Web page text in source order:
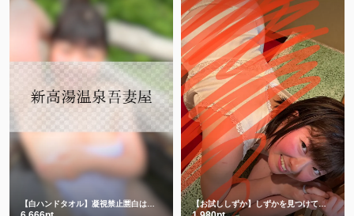
【白ハンドタオル】凝視禁止🈲白は透けちゃうって🫣 【お試ししずか】しずかを見つけて、選んでくれてありがとう💕💕